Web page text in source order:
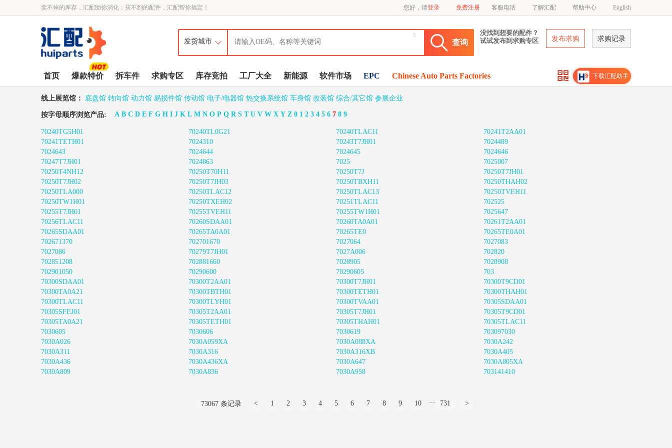
卖不掉的库存，汇配助你消化；买不到的配件，汇配帮你搞定！ 您好，请登录 免费注册 客服电话 了解汇配 帮助中心 English
查询
x
没找到想要的配件？
试试发布到求购专区
发布求购 求购记录
首页 爆款特价 拆车件 求购专区 库存竞拍 工厂大全 新能源 软件市场 EPC Chinese Auto Parts Factories 下载汇配助手
线上展览馆： 底盘馆 转向馆 动力馆 易损件馆 传动馆 电子/电器馆 热交换系统馆 车身馆 改装馆 综合/其它馆 参展企业
按字母顺序浏览产品: A B C D E F G H I J K L M N O P Q R S T U V W X Y Z 0 1 2 3 4 5 6 7 8 9
70240TG5H01 70240TL0G21 70240TLAC11
70241T2AA01
70241TETH01
7024310 70243T7JH01
7024489
7024643
7024644 7024645
7024646
70247T7JH01
7024863 7025
7025007
70250T4NH12
70250T70H11 70250T7J
70250T7JH01
70250T7JH02
70250T7JH03 70250TBXH11
70250THAH02
70250TLA000
70250TLAC12 70250TLAC13
70250TVEH11
70250TW1H01
70250TXEH02 70251TLAC11
702525
70255T7JH01
70255TVEH11 70255TW1H01
7025647
70256TLAC11
70260SDAA01 70260TA0A01
70261T2AA01
70265SDAA01
70265TA0A01 70265TE0
70265TE0A01
702671370
702701670 7027064
7027083
7027086
70279T7JH01 7027A006
702820
702851208
702881660 7028905
7028908
702901050
70290600 70290605
703
70300SDAA01
70300T2AA01 70300T7JH01
70300T9CD01
70300TA0A21
70300TBTH01 70300TETH01
70300THAH01
70300TLAC11
70300TLYH01 70300TVAA01
70305SDAA01
70305SFEJ01
70305T2AA01 70305T7JH01
70305T9CD01
70305TA0A21
70305TETH01 70305THAH01
70305TLAC11
7030605
7030606 7030619
703097030
7030A026
7030A059XA 7030A088XA
7030A242
7030A311
7030A316 7030A316XB
7030A405
7030A436
7030A436XA 7030A647
7030A805XA
7030A809
7030A836 7030A958 703141410
73067 条记录 < 1 2 3 4 5 6 7 8 9 10 ... 731 >